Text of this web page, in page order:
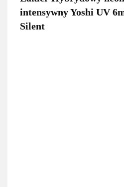
intensywny Yoshi UV
Silent